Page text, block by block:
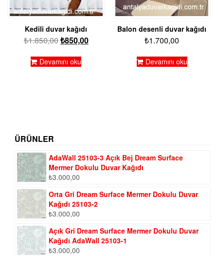
Kedili duvar kağıdı
₺1.850,00Orijinal
₺1.850,00.
₺850,00Şu
Devamını oku
Balon desenli duvar kağıdı
₺1.700,00
Devamını oku
ÜRÜNLER
AdaWall 25103-3 Açık Bej Dream Surface
Mermer Dokulu Duvar Kağıdı
₺3.000,00
Orta Gri Dream Surface Mermer Dokulu Duvar
Kağıdı 25103-2
₺3.000,00
Açık Gri Dream Surface Mermer Dokulu Duvar
Kağıdı AdaWall 25103-1
₺3.000,00